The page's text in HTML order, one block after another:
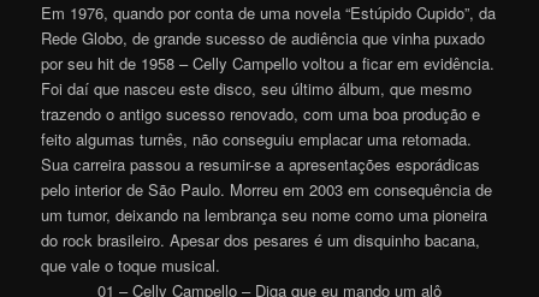
Em 1976, quando por conta de uma novela “Estúpido Cupido”, da
Rede Globo, de grande sucesso de audiência que vinha puxado
por seu hit de 1958 – Celly Campello voltou a ficar em evidência.
Foi daí que nasceu este disco, seu último álbum, que mesmo
trazendo o antigo sucesso renovado, com uma boa produção e
feito algumas turnês, não conseguiu emplacar uma retomada.
Sua carreira passou a resumir-se a apresentações esporádicas
pelo interior de São Paulo. Morreu em 2003 em consequência de
um tumor, deixando na lembrança seu nome como uma pioneira
do rock brasileiro. Apesar dos pesares é um disquinho bacana,
que vale o toque musical.
01 – Celly Campello – Diga que eu mando um alô